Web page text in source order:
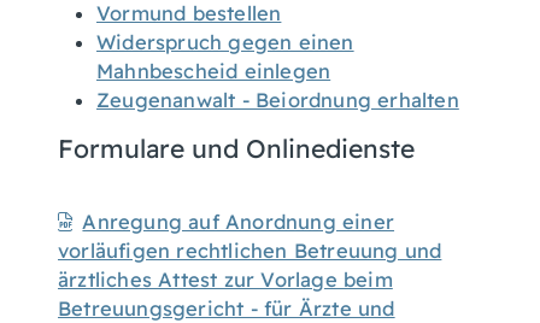
Vormund bestellen
Widerspruch gegen einen
Mahnbescheid einlegen
Zeugenanwalt - Beiordnung erhalten
Formulare und Onlinedienste
Anregung auf Anordnung einer
vorläufigen rechtlichen Betreuung und
ärztliches Attest zur Vorlage beim
Betreuungsgericht - für Ärzte und